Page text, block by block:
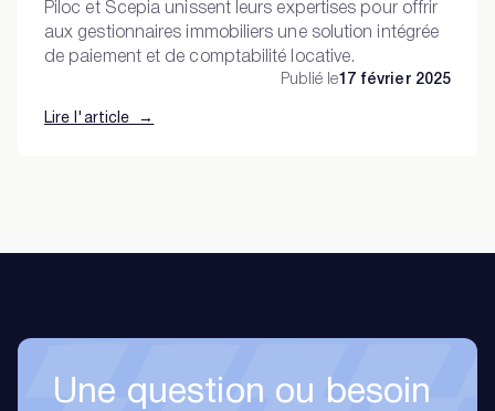
Piloc et Scepia unissent leurs expertises pour offrir
aux gestionnaires immobiliers une solution intégrée
de paiement et de comptabilité locative.
Publié le17 février 2025
Lire l'article →
Une question ou besoin